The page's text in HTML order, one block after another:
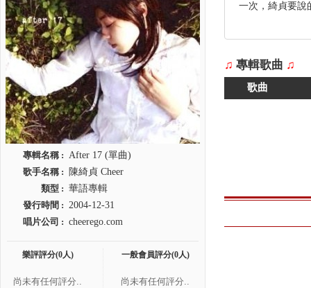
專輯名稱 : After 17 (單曲)
歌手名稱 :
陳綺貞 Cheer
類型 : 華語專輯
發行時間 : 2004-12-31
唱片公司 : cheerego.com
樂評評分(0人)
尚未有任何評分..
一般會員評分(0人)
尚未有任何評分..
一次，綺貞要說
♫ 專輯歌曲 ♫
歌曲